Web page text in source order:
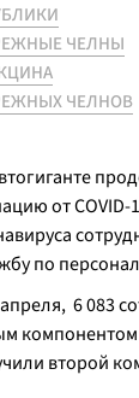
ЧЕЛНЫ
ЧЕЛНОВ
от
по
6 083
второй